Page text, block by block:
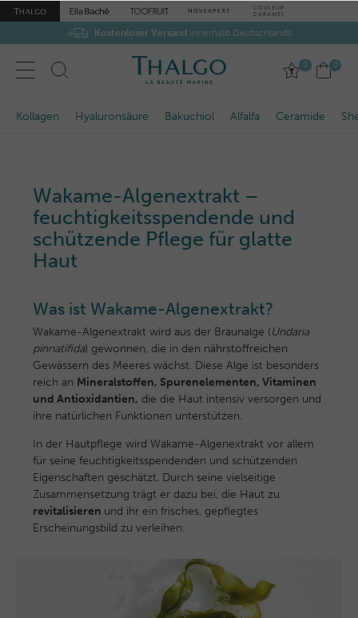
Kostenloser Versand innerhalb Deutschlands
0 0
Kollagen Hyaluronsäure Bakuchiol Alfalfa Ceramide
Wakame-Algenextrakt –
feuchtigkeitsspendende und
schützende Pflege für glatte
Haut
Was ist Wakame-Algenextrakt?
Wakame-Algenextrakt wird aus der Braunalge (Undaria
pinnatifida) gewonnen, die in den nährstoffreichen
Gewässern des Meeres wächst. Diese Alge ist besonders
reich an Mineralstoffen, Spurenelementen, Vitaminen
und Antioxidantien, die die Haut intensiv versorgen und
ihre natürlichen Funktionen unterstützen.
In der Hautpflege wird Wakame-Algenextrakt vor allem
für seine feuchtigkeitsspendenden und schützenden
Eigenschaften geschätzt. Durch seine vielseitige
Zusammensetzung trägt er dazu bei, die Haut zu
revitalisieren und ihr ein frisches, gepflegtes
Erscheinungsbild zu verleihen.